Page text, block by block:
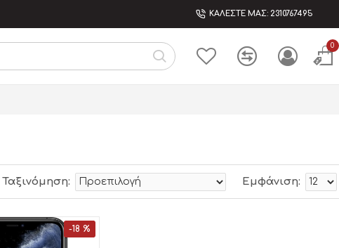
ΚΑΛΕΣΤΕ ΜΑΣ: 2310767495
0
Ταξινόμηση: Εμφάνιση:
-18 %